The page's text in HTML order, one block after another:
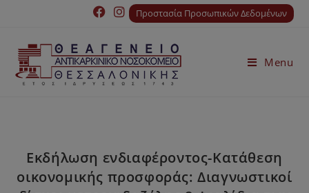
Προστασία Προσωπικών Δεδομένων
Menu
Εκδήλωση ενδιαφέροντος-Κατάθεση
οικονομικής προσφοράς: Διαγνωστικοί